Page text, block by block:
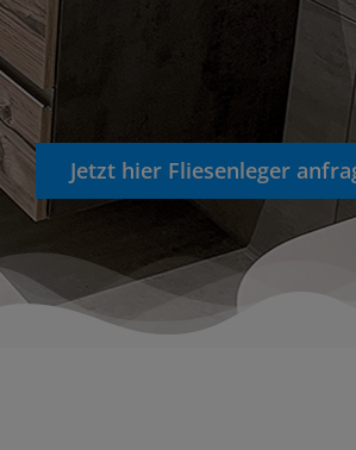
Jetzt hier Fliesenleger